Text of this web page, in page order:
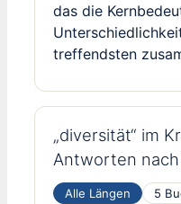
das die
treffendsten
„diversität“ im
Antworten
Alle Längen 5